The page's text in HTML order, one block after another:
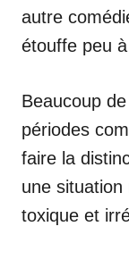
autre
étouffe peu
Beaucoup
périodes
faire la
une
toxique et